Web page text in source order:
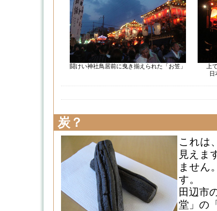
闘けい神社鳥居前に曳き揃えられた「お笠」
上
日
炭？
これは
見えま
ません
す。
田辺市
堂」の